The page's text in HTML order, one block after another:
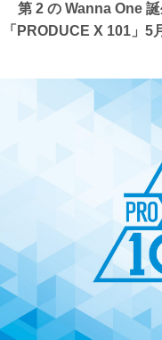
第 2 の Wanna One
「PRODUCE X 101」